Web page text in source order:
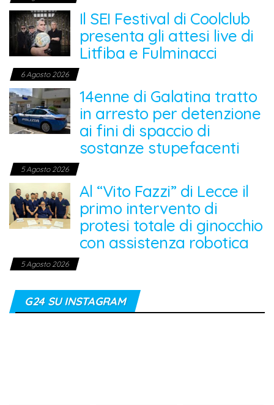
Il SEI Festival di Coolclub
presenta gli attesi live di
Litfiba e Fulminacci
6 Agosto 2026
14enne di Galatina tratto
in arresto per detenzione
ai fini di spaccio di
sostanze stupefacenti
5 Agosto 2026
Al “Vito Fazzi” di Lecce il
primo intervento di
protesi totale di ginocchio
con assistenza robotica
5 Agosto 2026
G24 SU INSTAGRAM